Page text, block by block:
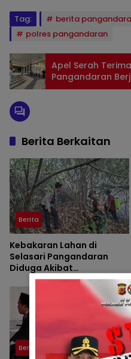
Tag: berita
polres pangandaran
Apel Serah
Pangandaran
Tekankan
Berita Berkaitan
Berita
Kebakaran Lahan di
Selasari Pangandaran
Diduga Akibat
Pembakaran Sampah
Berita